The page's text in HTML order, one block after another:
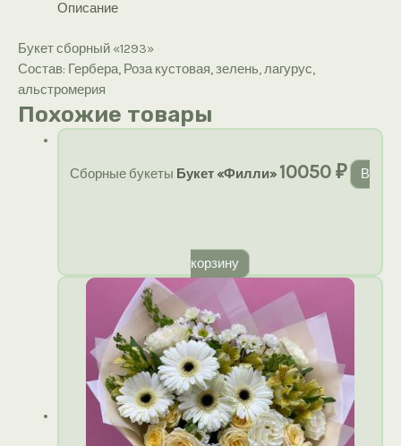
Описание
Букет сборный «1293»
Состав: Гербера, Роза кустовая, зелень, лагурус,
альстромерия
Похожие товары
Сборные букеты Букет «Филли» 10050₽ В
корзину